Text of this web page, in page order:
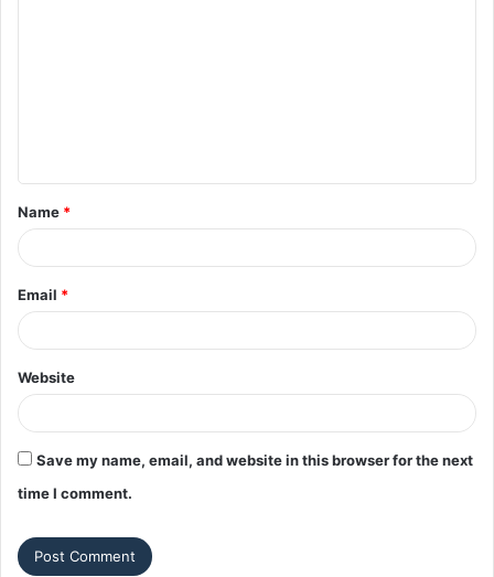
t
*
Name *
Email *
Website
Save my name, email, and website in this browser for the next
time I comment.